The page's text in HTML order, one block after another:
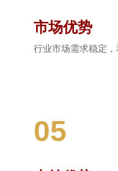
市场优势
行业市场需求稳定
05